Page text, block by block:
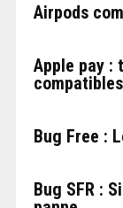
Airpods
Apple pay :
compatibles
Bug Free :
Bug SFR :